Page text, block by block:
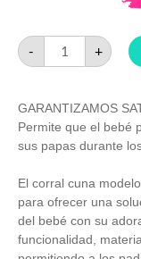
- +
GARANTIZAMOS
Permite que el bebé
sus papas durante
El corral cuna
para ofrecer una
del bebé con su
funcionalidad,